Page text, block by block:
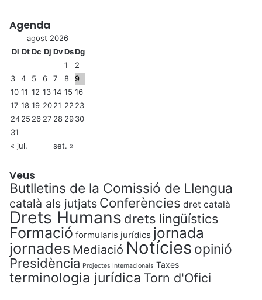
Agenda
agost 2026
Dl DtDc Dj DvDsDg
1
2
3
4 5 6 7 8
9
10 11 12 13 14 15 16
17 18 19 2021 22 23
2425 26 27 28 2930
31
« jul.
set. »
Veus
Butlletins de la Comissió de Llengua
català als jutjats Conferències dret català
Drets Humans drets lingüístics
Formació formularis jurídics jornada
jornades Mediació Notícies opinió
Presidència Projectes Internacionals Taxes
terminologia jurídica Torn d'Ofici